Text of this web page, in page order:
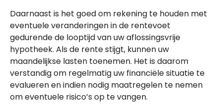
Daarnaast is het goed om rekening te houden met
eventuele veranderingen in de rentevoet
gedurende de looptijd van uw aflossingsvrije
hypotheek. Als de rente stijgt, kunnen uw
maandelijkse lasten toenemen. Het is daarom
verstandig om regelmatig uw financiële situatie te
evalueren en indien nodig maatregelen te nemen
om eventuele risico’s op te vangen.